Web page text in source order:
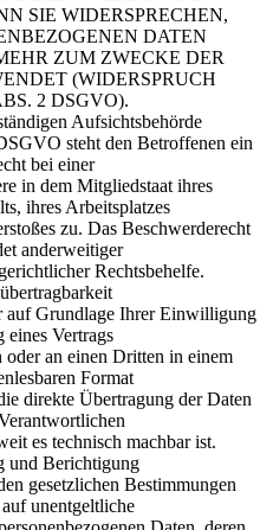
SIE WIDERSPRECHEN,
DATEN
ZUM ZWECKE DER
(WIDERSPRUCH
2 DSGVO).
Aufsichtsbehörde
steht den Betroffenen ein
bei einer
in dem Mitgliedstaat ihres
ihres Arbeitsplatzes
zu. Das Beschwerderecht
anderweitiger
Rechtsbehelfe.
auf Grundlage Ihrer Einwilligung
Vertrags
oder an einen Dritten in einem
Format
direkte Übertragung der Daten
es technisch machbar ist.
und Berichtigung
gesetzlichen Bestimmungen
unentgeltliche